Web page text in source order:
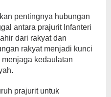
pentingnya hubungan
antara prajurit Infanteri
dari rakyat dan
rakyat menjadi kunci
kedaulatan
prajurit untuk